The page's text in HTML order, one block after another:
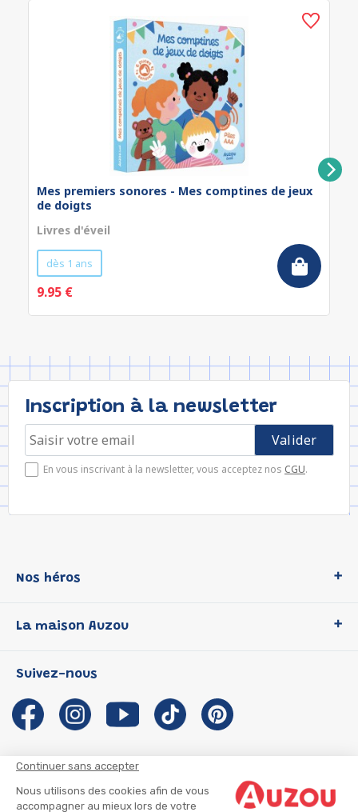
Continuer sans accepter
Nous utilisons des cookies afin de vous
accompagner au mieux lors de votre
Mes premiers sonores - Mes comptines de jeux
de doigts
Livres d'éveil
dès 1 ans
9.95 €
Inscription à la newsletter
En vous inscrivant à la newsletter, vous acceptez nos CGU.
Nos héros
P'tit Loup
Les Influenceuses
Migali
Petite Taupe
La maison Auzou
Notre histoire
Auzou s'engage
Auteurs et illustrateurs Auzou
Suivre mon colis
Suivez-nous
CGU